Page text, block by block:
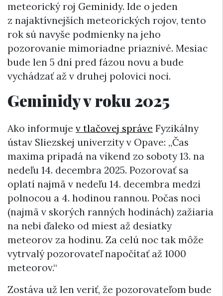
meteorický roj Geminidy. Ide o jeden
z najaktívnejších meteorických rojov, tento
rok sú navyše podmienky na jeho
pozorovanie mimoriadne priaznivé. Mesiac
bude len 5 dní pred fázou novu a bude
vychádzať až v druhej polovici noci.
Geminidy v roku 2025
Ako informuje v tlačovej správe Fyzikálny
ústav Sliezskej univerzity v Opave: „Čas
maxima pripadá na víkend zo soboty 13. na
nedeľu 14. decembra 2025. Pozorovať sa
oplatí najmä v nedeľu 14. decembra medzi
polnocou a 4. hodinou rannou. Počas noci
(najmä v skorých ranných hodinách) zažiaria
na nebi ďaleko od miest až desiatky
meteorov za hodinu. Za celú noc tak môže
vytrvalý pozorovateľ napočítať až 1000
meteorov.“
Zostáva už len veriť, že pozorovateľom bude